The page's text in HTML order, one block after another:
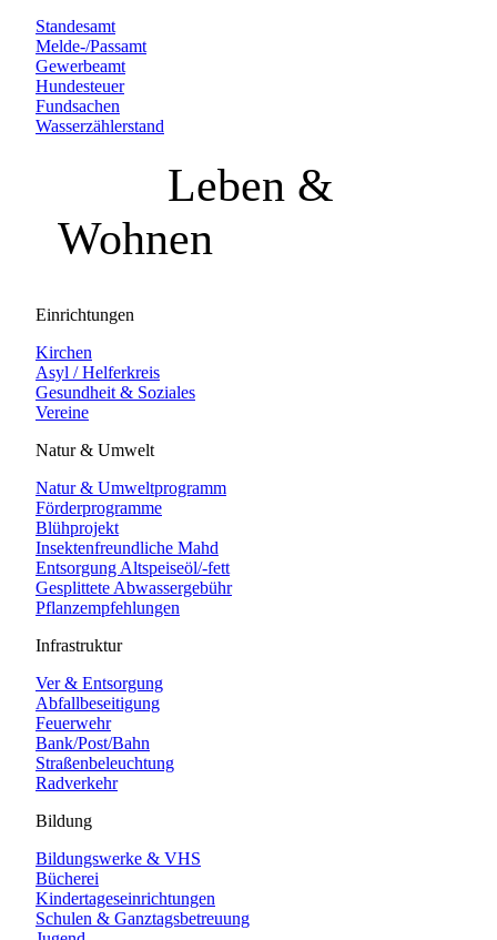
Standesamt
Melde-/Passamt
Gewerbeamt
Hundesteuer
Fundsachen
Wasserzählerstand
Leben &
Wohnen
Einrichtungen
Kirchen
Asyl / Helferkreis
Gesundheit & Soziales
Vereine
Natur & Umwelt
Natur & Umweltprogramm
Förderprogramme
Blühprojekt
Insektenfreundliche Mahd
Entsorgung Altspeiseöl/-fett
Gesplittete Abwassergebühr
Pflanzempfehlungen
Infrastruktur
Ver & Entsorgung
Abfallbeseitigung
Feuerwehr
Bank/Post/Bahn
Straßenbeleuchtung
Radverkehr
Bildung
Bildungswerke & VHS
Bücherei
Kindertageseinrichtungen
Schulen & Ganztagsbetreuung